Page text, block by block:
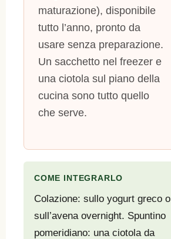
maturazione), disponibile
tutto l’anno, pronto da
usare senza preparazione.
Un sacchetto nel freezer e
una ciotola sul piano della
cucina sono tutto quello
che serve.
COME INTEGRARLO
Colazione: sullo yogurt greco o
sull’avena overnight. Spuntino
pomeridiano: una ciotola da